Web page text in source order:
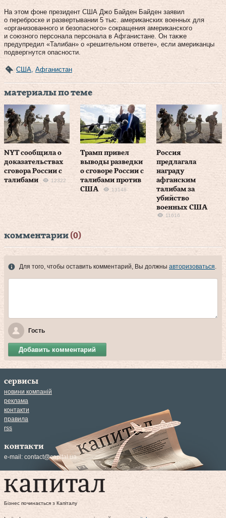
На этом фоне президент США Джо Байден Байден заявил
о переброске и развертывании 5 тыс. американских военных для
«организованного и безопасного» сокращения американского
и союзного персонала персонала в Афганистане. Он также
предупредил «Талибан» о «решительном ответе», если американцы
подвергнутся опасности.
США Афганистан
материалы по теме
NYT сообщила о
доказательствах
сговора России с
талибами
12322
Трамп привел
выводы разведки
о сговоре России с
талибами против
США
13148
Россия
предлагала
награду
афганским
талибам за
убийство
военных США
11616
комментарии (0)
Для того, чтобы оставить комментарий, Вы должны авторизоваться.
Гость
Добавить комментарий
сервисы
новини компаній
реклама
контакти
правила
rss
контакти
e-mail: contact@capital.ua
Бізнес починається з Капіталу